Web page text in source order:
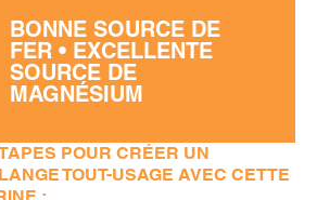
BONNE SOURCE DE
FER • EXCELLENTE
SOURCE DE
MAGNÉSIUM
POUR CRÉER UN
TOUT-USAGE AVEC CETTE